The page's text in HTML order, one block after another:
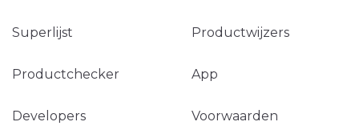
Superlijst Productwijzers
Productchecker App
Developers Voorwaarden